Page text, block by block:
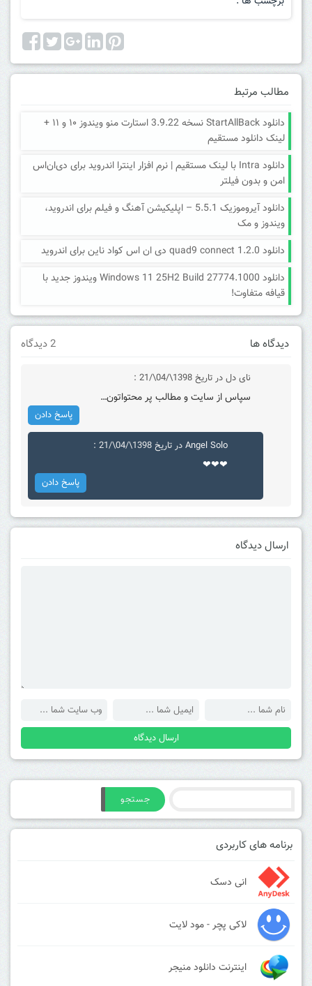
مطالب مرتبط
دانلود StartAllBack نسخه 3.9.22 استارت منو ویندوز ۱۰ و ۱۱ +
لینک دانلود مستقیم
دانلود Intra با لینک مستقیم | نرم افزار اینترا اندروید برای دی‌ان‌اس
امن و بدون فیلتر
دانلود آیروموزیک 5.5.1 – اپلیکیشن آهنگ و فیلم برای اندروید،
ویندوز و مک
دانلود quad9 connect 1.2.0 دی ان اس کواد ناین برای اندروید
دانلود Windows 11 25H2 Build 27774.1000 ویندوز جدید با
قیافه متفاوت!
دیدگاه ها 2 دیدگاه
نای دل در تاریخ 1398\/04\/21 :
سپاس از سایت و مطالب پر محتواتون…
پاسخ دادن
Angel Solo در تاریخ 1398\/04\/21 :
❤❤❤
پاسخ دادن
ارسال دیدگاه
جستجو
برنامه های کاربردی
انی دسک
لاکی پچر - مود لایت
اینترنت دانلود منیجر